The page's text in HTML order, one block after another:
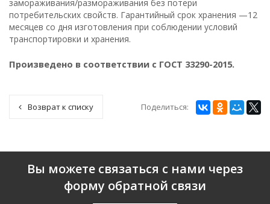
замораживания/размораживания без потери
потребительских свойств. Гарантийный срок хранения —12
месяцев со дня изготовления при соблюдении условий
транспортировки и хранения.
Произведено в соответствии с ГОСТ 33290-2015.
Возврат к списку Поделиться:
Вы можете связаться с нами через
форму обратной связи